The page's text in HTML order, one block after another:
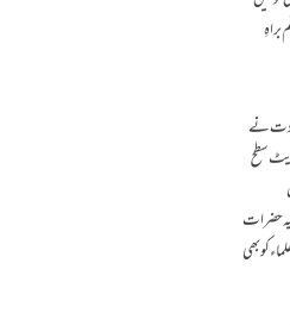
براہِ
نے
سطح
حضرات
کو بھی